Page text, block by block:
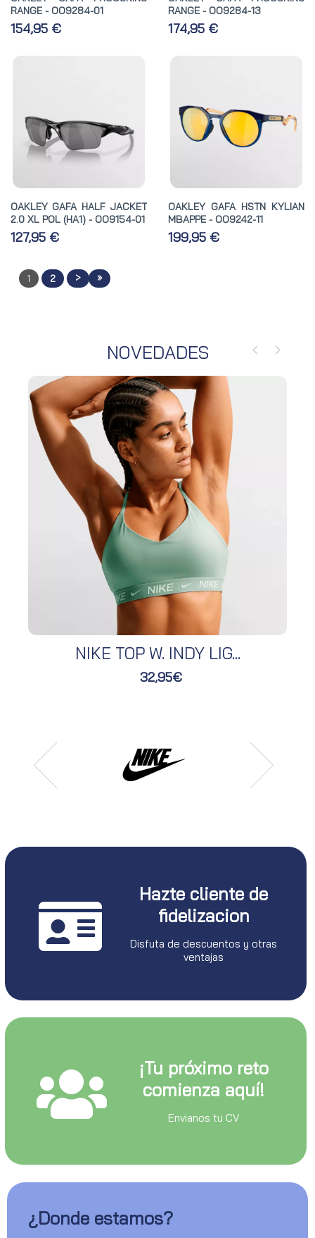
RANGE - OO9284-01
154,95 €
RANGE - OO9284-13
174,95 €
OAKLEY GAFA HALF JACKET
2.0 XL POL (HA1) - OO9154-01
127,95 €
OAKLEY GAFA HSTN KYLIAN
MBAPPE - OO9242-11
199,95 €
1 2 > »
NOVEDADES
NIKE TOP W. INDY LIG...
32,95€
Hazte cliente de
fidelizacion
Disfuta de descuentos y otras
ventajas
¡Tu próximo reto
comienza aquí!
Envianos tu CV
¿Donde estamos?